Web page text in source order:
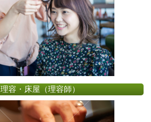
理容・床屋（理容師）